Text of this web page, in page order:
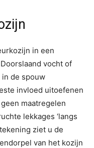
in een
vocht of
de spouw
invloed uitoefenen
maatregelen
lekkages ‘langs
ziet u de
van het kozijn